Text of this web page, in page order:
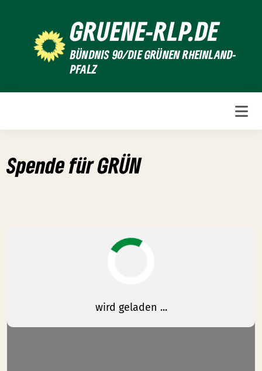
GRUENE-RLP.DE
BÜNDNIS 90/DIE GRÜNEN RHEINLAND-
PFALZ
Spende für GRÜN